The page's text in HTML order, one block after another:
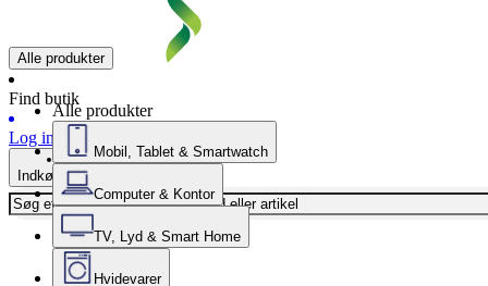
Alle produkter
Find butik
Log ind
Indkøbskurv
Alle produkter
Mobil, Tablet & Smartwatch
Computer & Kontor
TV, Lyd & Smart Home
Hvidevarer